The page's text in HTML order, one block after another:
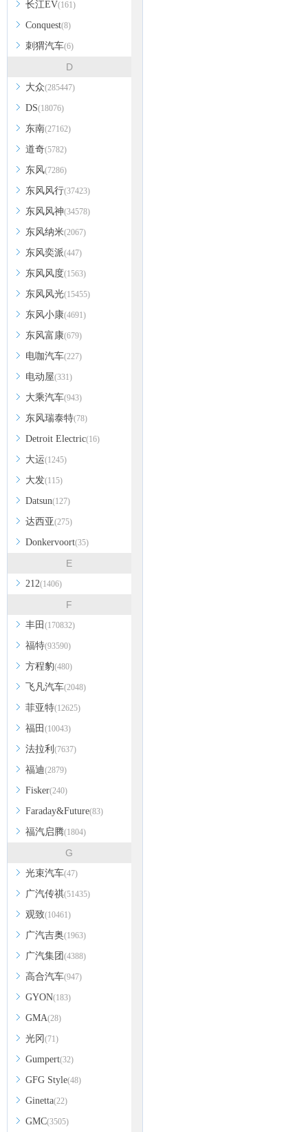
长江EV(161)
Conquest(8)
刺猬汽车(6)
D
大众(285447)
DS(18076)
东南(27162)
道奇(5782)
东风(7286)
东风风行(37423)
东风风神(34578)
东风纳米(2067)
东风奕派(447)
东风风度(1563)
东风风光(15455)
东风小康(4691)
东风富康(679)
电咖汽车(227)
电动屋(331)
大乘汽车(943)
东风瑞泰特(78)
Detroit Electric(16)
大运(1245)
大发(115)
Datsun(127)
达西亚(275)
Donkervoort(35)
E
212(1406)
F
丰田 (170832)
福特(93590)
方程豹(480)
飞凡汽车(2048)
菲亚特(12625)
福田 (10043)
法拉利 (7637)
福迪(2879)
Fisker(240)
Faraday&Future(83)
福汽启腾(1804)
G
光束汽车(47)
广汽传祺(51435)
观致(10461)
广汽吉奥(1963)
广汽集团 (4388)
高合汽车(947)
GYON(183)
GMA(28)
光冈 (71)
Gumpert(32)
GFG Style(48)
Ginetta(22)
GMC(3505)